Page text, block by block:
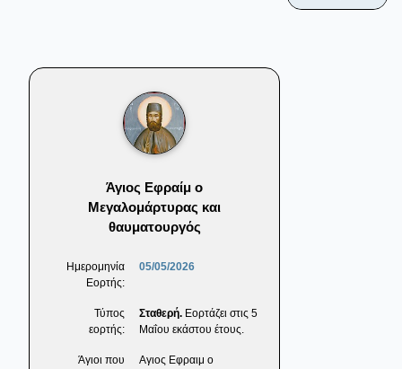
Άγιος Εφραίμ ο
Μεγαλομάρτυρας και
θαυματουργός
Ημερομηνία
Εορτής:
05/05/2026
Τύπος
εορτής:
Σταθερή. Εορτάζει στις 5
Μαΐου εκάστου έτους.
Άγιοι που
Αγιος Εφραιμ ο